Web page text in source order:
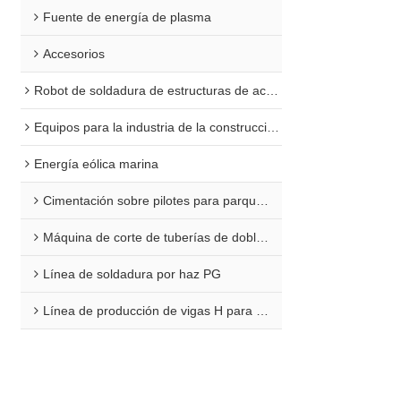
Fuente de energía de plasma
Accesorios
Robot de soldadura de estructuras de acero
Equipos para la industria de la construcción naval
Energía eólica marina
Cimentación sobre pilotes para parques eólicos marinos
Máquina de corte de tuberías de doble extremo para plataformas marinas
Línea de soldadura por haz PG
Línea de producción de vigas H para aplicaciones marinas